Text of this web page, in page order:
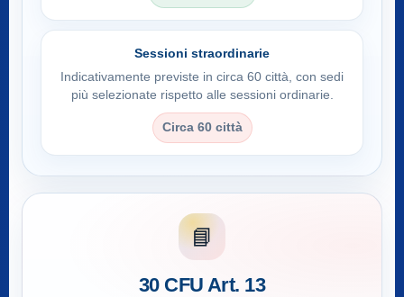
Sessioni straordinarie
Indicativamente previste in circa 60 città, con sedi
più selezionate rispetto alle sessioni ordinarie.
Circa 60 città
📘
30 CFU Art. 13